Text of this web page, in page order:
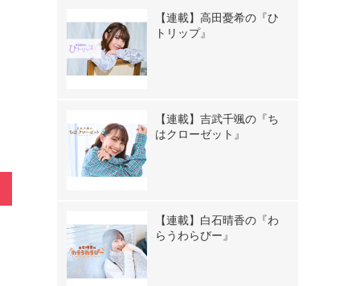
【連載】高田憂希の『ひ
トリップ』
【連載】吉武千颯の『ち
はクローゼット』
【連載】白石晴香の『わ
らうわらびー』